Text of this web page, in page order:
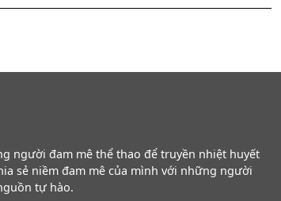
người đam mê thể thao để truyền nhiệt huyết
sẻ niềm đam mê của mình với những người
tự hào.